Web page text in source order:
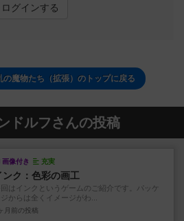
ログインする
の魔物たち（拡張）のトップに戻る
ドルフさんの投稿
画像付き 充実
ンク：色彩の画工
回はインクというゲームのご紹介です。パッケ
からは全くイメージがわ...
月前 の投稿